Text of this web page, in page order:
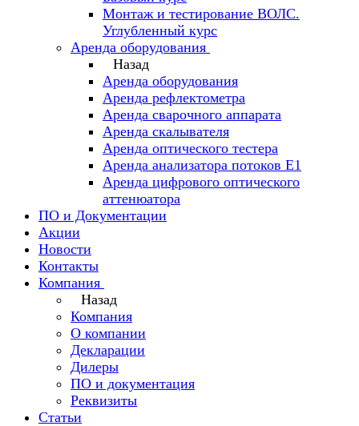
Монтаж и тестирование ВОЛС.
Углубленный курс
Аренда оборудования
Назад
Аренда оборудования
Аренда рефлектометра
Аренда сварочного аппарата
Аренда скалывателя
Аренда оптического тестера
Аренда анализатора потоков Е1
Аренда цифрового оптического
аттенюатора
ПО и Документации
Акции
Новости
Контакты
Компания
Назад
Компания
О компании
Декларации
Дилеры
ПО и документация
Реквизиты
Статьи